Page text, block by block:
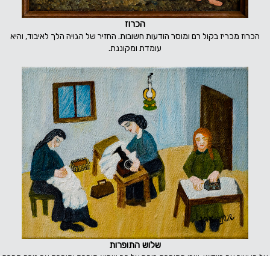
הכרוז
הכרוז מכריז בקול רם ומוסר הודעות חשובות. החזיר של הגויה הלך לאיבוד, והיא
עומדת ומקוננת.
שלוש התופרות